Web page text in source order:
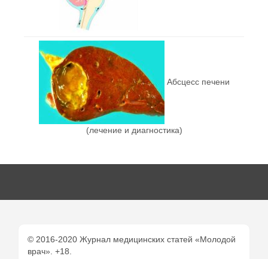
Абсцесс печени
(лечение и диагностика)
© 2016-2020 Журнал медицинских статей «Молодой
врач». +18.